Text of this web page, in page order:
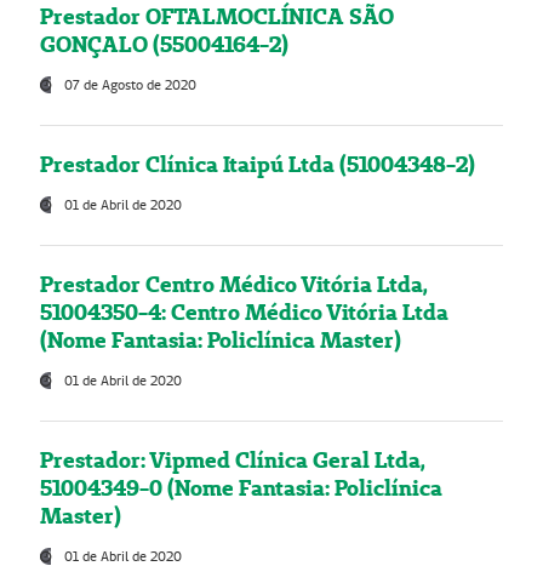
Prestador OFTALMOCLÍNICA SÃO
GONÇALO (55004164-2)
07 de Agosto de 2020
Prestador Clínica Itaipú Ltda (51004348-2)
01 de Abril de 2020
Prestador Centro Médico Vitória Ltda,
51004350-4: Centro Médico Vitória Ltda
(Nome Fantasia: Policlínica Master)
01 de Abril de 2020
Prestador: Vipmed Clínica Geral Ltda,
51004349-0 (Nome Fantasia: Policlínica
Master)
01 de Abril de 2020